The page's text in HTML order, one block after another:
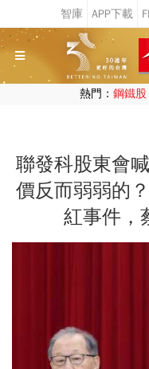
熱門： 鋼鐵股
聯發科股東會
價反而弱弱的
紅事件，